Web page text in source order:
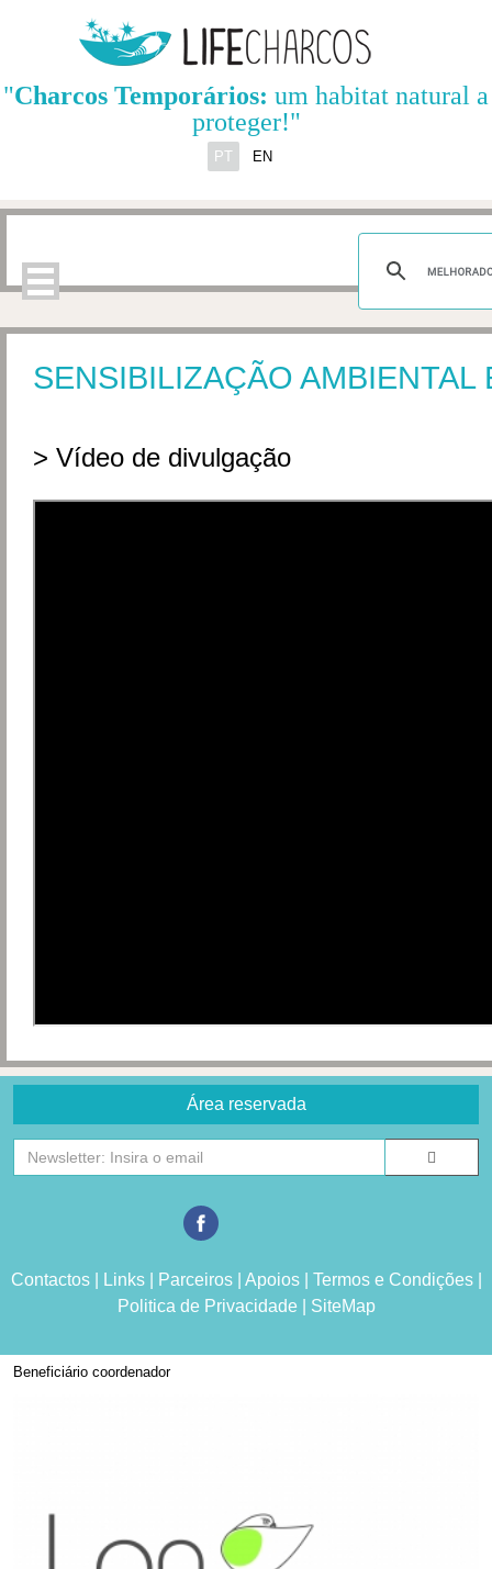
PT EN
"Charcos Temporários: um habitat natural a
proteger!"
SENSIBILIZAÇÃO AMBIENTAL
> Vídeo de divulgação
Área reservada
Contactos| Links| Parceiros| Apoios| Termos e Condições|
Politica de Privacidade| SiteMap
Beneficiário coordenador